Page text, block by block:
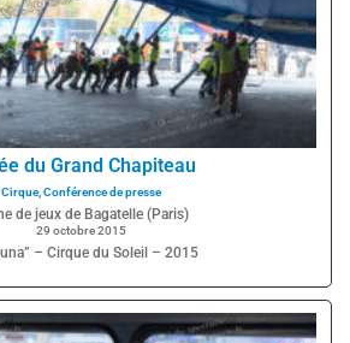
du Grand Chapiteau
Cirque,Conférence de presse
de jeux de Bagatelle (Paris)
29 octobre 2015
– Cirque du Soleil – 2015